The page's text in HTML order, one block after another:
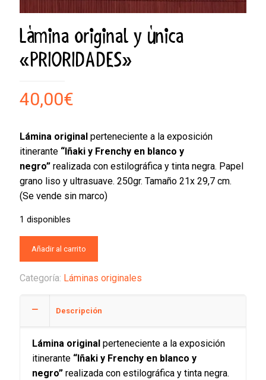
Lámina original y única
«PRIORIDADES»
40,00€
Lámina original perteneciente a la exposición
itinerante “Iñaki y Frenchy en blanco y
negro” realizada con estilográfica y tinta negra. Papel
grano liso y ultrasuave. 250gr. Tamaño 21x 29,7 cm.
(Se vende sin marco)
1 disponibles
Añadir al carrito
Categoría: Láminas originales
Descripción
Lámina original perteneciente a la exposición
itinerante “Iñaki y Frenchy en blanco y
negro” realizada con estilográfica y tinta negra.